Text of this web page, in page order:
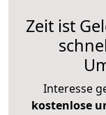
Zeit ist
Interesse
kostenlose